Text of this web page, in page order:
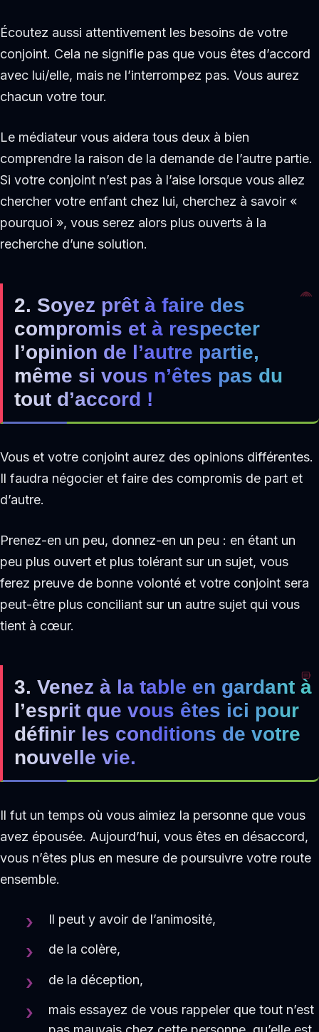
Écoutez aussi attentivement les besoins de votre
conjoint. Cela ne signifie pas que vous êtes d’accord
avec lui/elle, mais ne l’interrompez pas. Vous aurez
chacun votre tour.
Le médiateur vous aidera tous deux à bien
comprendre la raison de la demande de l’autre partie.
Si votre conjoint n’est pas à l’aise lorsque vous allez
chercher votre enfant chez lui, cherchez à savoir «
pourquoi », vous serez alors plus ouverts à la
recherche d’une solution.
2. Soyez prêt à faire des
compromis et à respecter
l’opinion de l’autre partie,
même si vous n’êtes pas du
tout d’accord !
Vous et votre conjoint aurez des opinions différentes.
Il faudra négocier et faire des compromis de part et
d’autre.
Prenez-en un peu, donnez-en un peu : en étant un
peu plus ouvert et plus tolérant sur un sujet, vous
ferez preuve de bonne volonté et votre conjoint sera
peut-être plus conciliant sur un autre sujet qui vous
tient à cœur.
3. Venez à la table en gardant à
l’esprit que vous êtes ici pour
définir les conditions de votre
nouvelle vie.
Il fut un temps où vous aimiez la personne que vous
avez épousée. Aujourd’hui, vous êtes en désaccord,
vous n’êtes plus en mesure de poursuivre votre route
ensemble.
Il peut y avoir de l’animosité,
de la colère,
de la déception,
mais essayez de vous rappeler que tout n’est